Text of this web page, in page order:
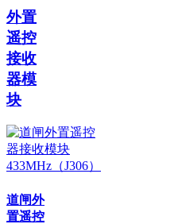
外置
遥控
接收
器模
块
道闸外
置遥控